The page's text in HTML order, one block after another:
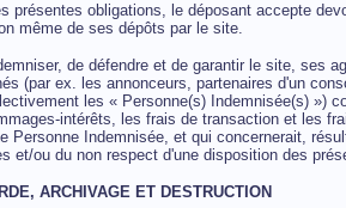
présentes obligations, le déposant accepte
même de ses dépôts par le site.
de défendre et de garantir le site, ses
(par ex. les annonceurs, partenaires d'un
les « Personne(s) Indemnisée(s) »)
intérêts, les frais de transaction et les
Personne Indemnisée, et qui concernerait,
et/ou du non respect d'une disposition des
ARCHIVAGE ET DESTRUCTION